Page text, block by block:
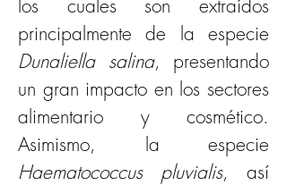
los cuales son extraídos
Dunaliella salina, presentando
un gran impacto en los sectores
alimentario y cosmético.
Haematococcus pluvialis, así